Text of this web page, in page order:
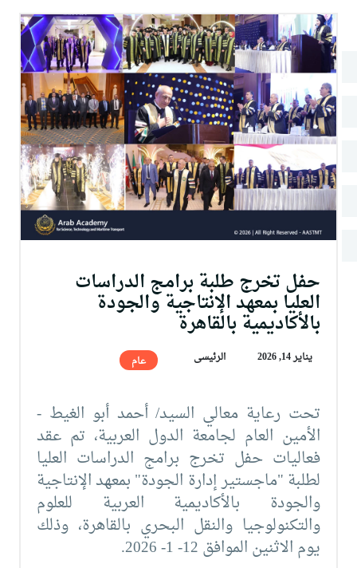
التدريب والخدمة المجتمعية
الإستشارات
حفل تخرج طلبة برامج الدراسات
العليا بمعهد الإنتاجية والجودة
بالأكاديمية بالقاهرة
يناير 14, 2026 الرئيسى عام
تحت رعاية معالي السيد/ أحمد أبو الغيط -
الأمين العام لجامعة الدول العربية، تم عقد
فعاليات حفل تخرج برامج الدراسات العليا
لطلبة "ماجستير إدارة الجودة" بمعهد الإنتاجية
والجودة بالأكاديمية العربية للعلوم
والتكنولوجيا والنقل البحري بالقاهرة، وذلك
يوم الاثنين الموافق 12- 1- 2026.